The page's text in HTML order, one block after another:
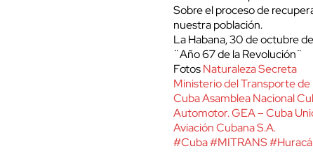
Sobre el proceso de
nuestra población.
La Habana, 30 de octubre
¨Año 67 de la Revolución¨
FotosNaturaleza Secreta
Ministerio del Transporte de
CubaAsamblea Nacional
Automotor. GEA – Cuba
Aviación Cubana S.A.
#Cuba#MITRANS